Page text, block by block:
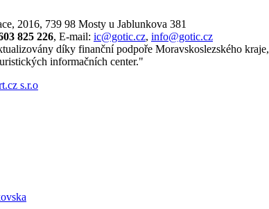
2016, 739 98 Mosty u Jablunkova 381
825 226, E-mail: ic@gotic.cz, info@gotic.cz
díky finanční podpoře Moravskoslezského kraje,
informačních center."
s.r.o